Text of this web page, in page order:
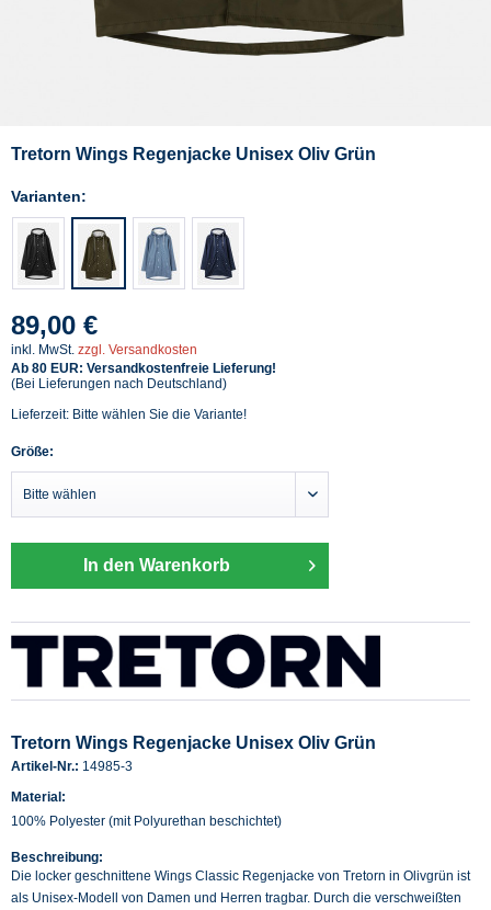
Tretorn Wings Regenjacke Unisex Oliv Grün
Varianten:
89,00 €
inkl. MwSt. zzgl. Versandkosten
Ab 80 EUR: Versandkostenfreie Lieferung!
(Bei Lieferungen nach Deutschland)
Lieferzeit: Bitte wählen Sie die Variante!
Größe:
In den Warenkorb
Tretorn Wings Regenjacke Unisex Oliv Grün
Artikel-Nr.: 14985-3
Material:
100% Polyester (mit Polyurethan beschichtet)
Beschreibung:
Die locker geschnittene Wings Classic Regenjacke von Tretorn in Olivgrün ist
als Unisex-Modell von Damen und Herren tragbar. Durch die verschweißten